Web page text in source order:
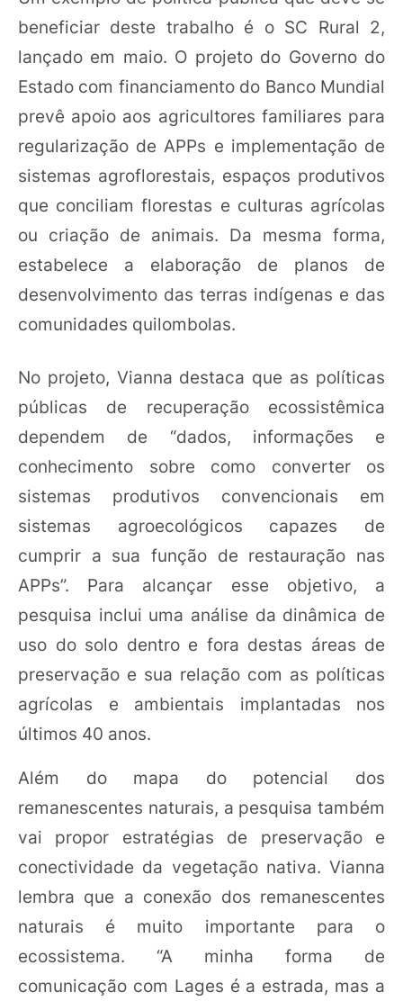
beneficiar deste trabalho é o SC Rural 2,
lançado em maio. O projeto do Governo do
Estado com financiamento do Banco Mundial
prevê apoio aos agricultores familiares para
regularização de APPs e implementação de
sistemas agroflorestais, espaços produtivos
que conciliam florestas e culturas agrícolas
ou criação de animais. Da mesma forma,
estabelece a elaboração de planos de
desenvolvimento das terras indígenas e das
comunidades quilombolas.
No projeto, Vianna destaca que as políticas
públicas de recuperação ecossistêmica
dependem de “dados, informações e
conhecimento sobre como converter os
sistemas produtivos convencionais em
sistemas agroecológicos capazes de
cumprir a sua função de restauração nas
APPs”. Para alcançar esse objetivo, a
pesquisa inclui uma análise da dinâmica de
uso do solo dentro e fora destas áreas de
preservação e sua relação com as políticas
agrícolas e ambientais implantadas nos
últimos 40 anos.
Além do mapa do potencial dos
remanescentes naturais, a pesquisa também
vai propor estratégias de preservação e
conectividade da vegetação nativa. Vianna
lembra que a conexão dos remanescentes
naturais é muito importante para o
ecossistema. “A minha forma de
comunicação com Lages é a estrada, mas a